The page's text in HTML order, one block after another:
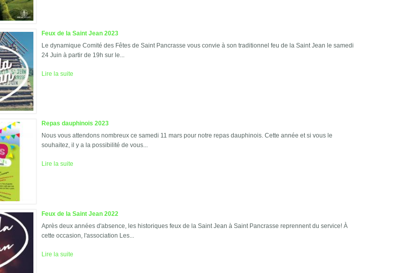
Feux de la Saint Jean 2023
Le dynamique Comité des Fêtes de Saint Pancrasse vous convie à son traditionnel feu de la Saint Jean le samedi
24 Juin à partir de 19h sur le...
Lire la suite
Repas dauphinois 2023
Nous vous attendons nombreux ce samedi 11 mars pour notre repas dauphinois. Cette année et si vous le
souhaitez, il y a la possibilité de vous...
Lire la suite
Feux de la Saint Jean 2022
Après deux années d'absence, les historiques feux de la Saint Jean à Saint Pancrasse reprennent du service! À
cette occasion, l'association Les...
Lire la suite